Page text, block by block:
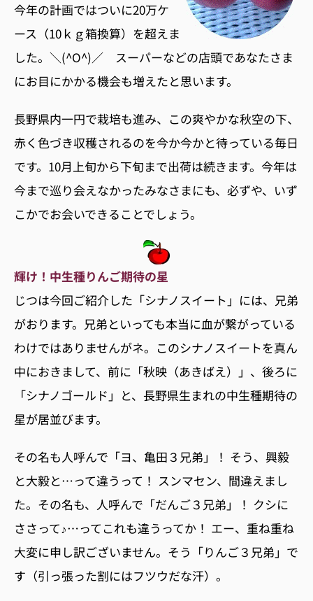
今年の計画ではついに20万ケ
ース（10ｋｇ箱換算）を超えま
した。＼(^O^)／ スーパーなどの店頭であなたさま
にお目にかかる機会も増えたと思います。
長野県内一円で栽培も進み、この爽やかな秋空の下、
赤く色づき収穫されるのを今か今かと待っている毎日
です。10月上旬から下旬まで出荷は続きます。今年は
今まで巡り会えなかったみなさまにも、必ずや、いず
こかでお会いできることでしょう。
輝け！中生種りんご期待の星
じつは今回ご紹介した「シナノスイート」には、兄弟
がおります。兄弟といっても本当に血が繋がっている
わけではありませんがネ。このシナノスイートを真ん
中におきまして、前に「秋映（あきばえ）」、後ろに
「シナノゴールド」と、長野県生まれの中生種期待の
星が居並びます。
その名も人呼んで「ヨ、亀田３兄弟」！ そう、興毅
と大毅と…って違うって！ スンマセン、間違えまし
た。その名も、人呼んで「だんご３兄弟」！ クシに
ささって♪…ってこれも違うってか！ エー、重ね重ね
大変に申し訳ございません。そう「りんご３兄弟」で
す（引っ張った割にはフツウだな汗）。